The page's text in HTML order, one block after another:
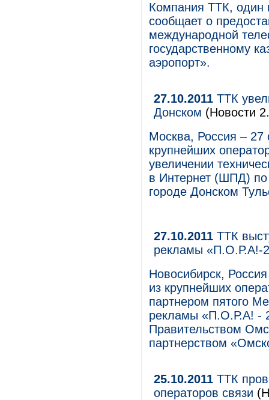
Компания ТТК, один
сообщает о
международной
государственному
аэропорт».
27.10.2011 ТТК
Донском (Новости
Москва, Россия – 27
крупнейших
увеличении
в Интернет (ШПД) по
городе Донском
27.10.2011 ТТК
рекламы «П.О.Р.А!-
Новосибирск,
из крупнейших
партнером пятого
рекламы «П.О.Р.А! -
Правительством
партнерством
25.10.2011 ТТК
операторов связи